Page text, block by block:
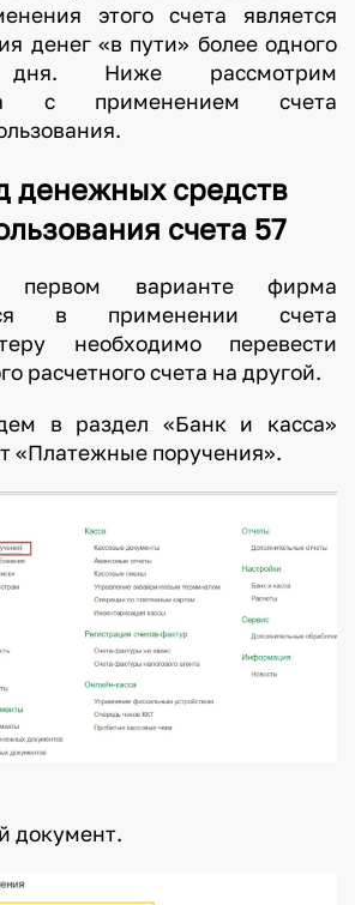
этого счета является
денег «в пути» более одного
дня. Ниже рассмотрим
с применением счета
денежных средств
счета 57
варианте фирма
в применении счета
необходимо перевести
расчетного счета на другой.
в раздел «Банк и касса»
«Платежные поручения».
документ.